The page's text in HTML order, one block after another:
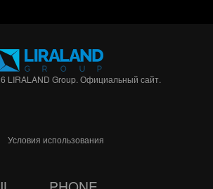
LIRALAND Group. Официальный сайт.
Условия использования